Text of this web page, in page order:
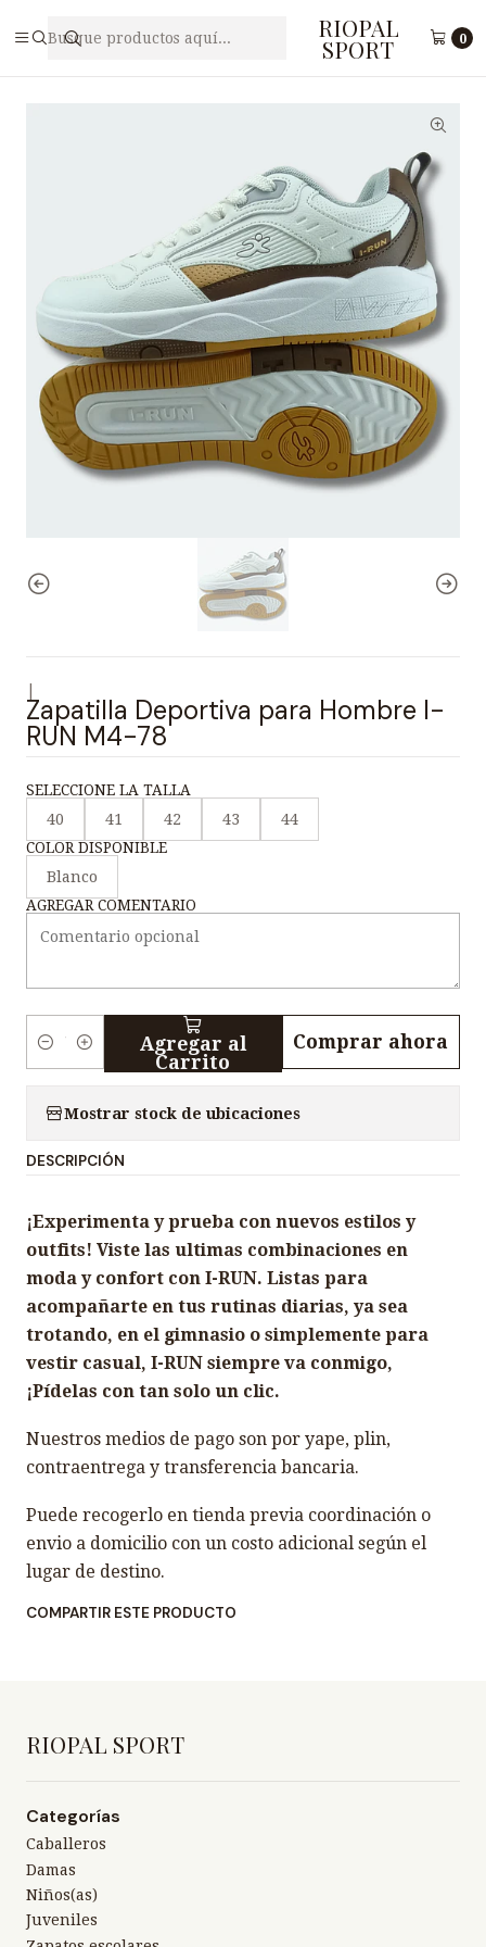
RIOPAL
SPORT 0
Zapatilla Deportiva para Hombre I-RUN M4-78
Zapatilla Deportiva para Hombre I-
RUN M4-78
SELECCIONE LA TALLA
40
41 42 43
44
COLOR DISPONIBLE
Blanco
AGREGAR COMENTARIO
i
a
d
Agregar al
Carrito
Comprar ahora
Mostrar stock de ubicaciones
DESCRIPCIÓN
¡Experimenta y prueba con nuevos estilos y
outfits! Viste las ultimas combinaciones en
moda y confort con I-RUN. Listas para
acompañarte en tus rutinas diarias, ya sea
trotando, en el gimnasio o simplemente para
vestir casual, I-RUN siempre va conmigo,
¡Pídelas con tan solo un clic.
Nuestros medios de pago son por yape, plin,
contraentrega y transferencia bancaria.
Puede recogerlo en tienda previa coordinación o
envio a domicilio con un costo adicional según el
lugar de destino.
COMPARTIR ESTE PRODUCTO
RIOPAL SPORT
Categorías
Caballeros
Damas
Niños(as)
Juveniles